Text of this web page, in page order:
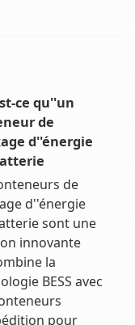
ce qu''un
de
d''énergie
de
d''énergie
sont une
innovante
la
BESS avec
pour